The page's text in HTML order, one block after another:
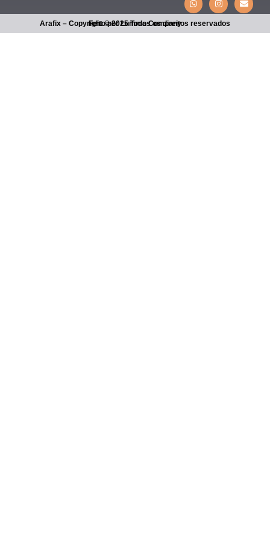
Arafix – Copyright © 2025 Todos os direitos reservados
Feito por Lumma Company